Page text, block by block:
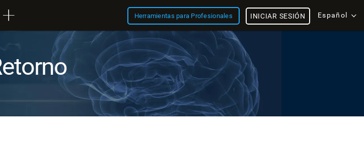
Herramientas para Profesionales Español
INICIAR SESIÓN